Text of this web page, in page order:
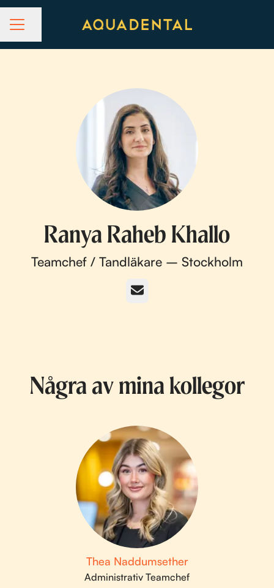
KARRIÄRMENY
Dela sidan
Ranya Raheb Khallo
Teamchef / Tandläkare – Stockholm
E-post
Några av mina kollegor
Thea Naddumsether
Administrativ Teamchef